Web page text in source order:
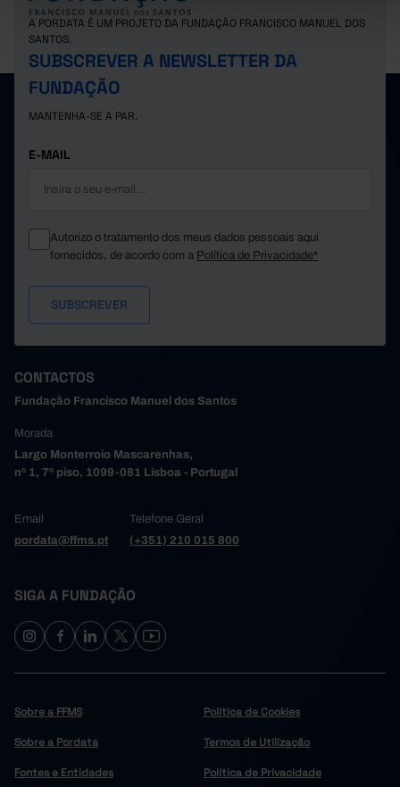
A PORDATA É UM PROJETO DA FUNDAÇÃO FRANCISCO MANUEL DOS
SANTOS.
SUBSCREVER A NEWSLETTER DA
FUNDAÇÃO
MANTENHA-SE A PAR.
E-MAIL
Autorizo o tratamento dos meus dados pessoais aqui
fornecidos, de acordo com a Política de Privacidade*
CONTACTOS
Fundação Francisco Manuel dos Santos
Morada
Largo Monterroio Mascarenhas,
nº 1, 7º piso, 1099-081 Lisboa - Portugal
Email
pordata@ffms.pt
Telefone Geral
(+351) 210 015 800
SIGA A FUNDAÇÃO
Sobre a FFMS
Sobre a Pordata
Fontes e Entidades
Política de Cookies
Termos de Utilização
Política de Privacidade